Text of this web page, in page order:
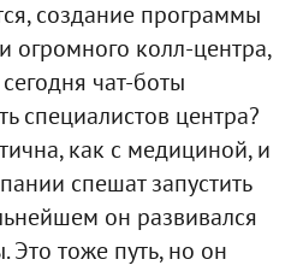
создание программы
огромного колл-центра,
чат-боты
специалистов центра?
как с медициной, и
спешат запустить
он развивался
Это тоже путь, но он